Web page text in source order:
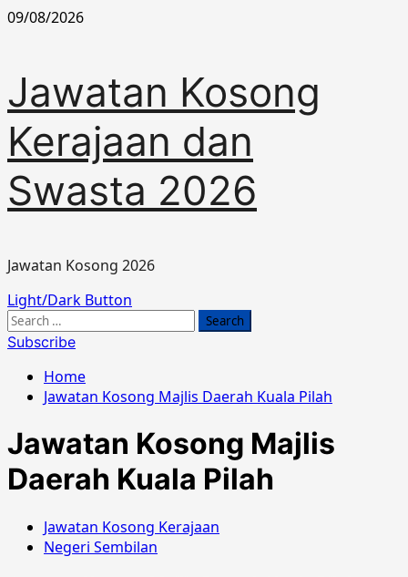
Skip
09/08/2026
Jawatan Kosong
Kerajaan dan
Swasta 2026
Jawatan Kosong 2026
Primary
Menu
Light/Dark Button
Search
for:
Subscribe
Home
Jawatan Kosong Majlis Daerah Kuala Pilah
Jawatan Kosong Majlis
Daerah Kuala Pilah
Jawatan Kosong Kerajaan
Negeri Sembilan